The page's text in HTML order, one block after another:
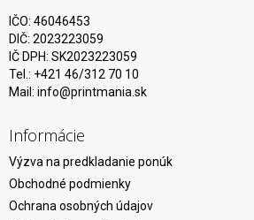
IČO: 46046453
DIČ: 2023223059
IČ DPH: SK2023223059
Tel.: +421 46/312 70 10
Mail: info@printmania.sk
Informácie
Výzva na predkladanie ponúk
Obchodné podmienky
Ochrana osobných údajov